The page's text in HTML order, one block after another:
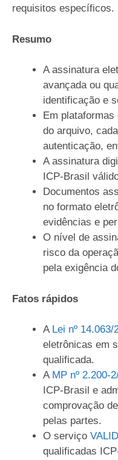
requisitos específicos.
Resumo
A assinatura
avançada ou
identificação e
Em
do arquivo,
autenticação,
A assinatura
ICP-Brasil
Documentos
no formato
evidências e
O nível de
risco da
pela exigência
Fatos rápidos
A Lei nº 14.063/
eletrônicas em
qualificada.
A MP nº 2.200-
ICP-Brasil e
comprovação
pelas partes.
O serviço
qualificadas